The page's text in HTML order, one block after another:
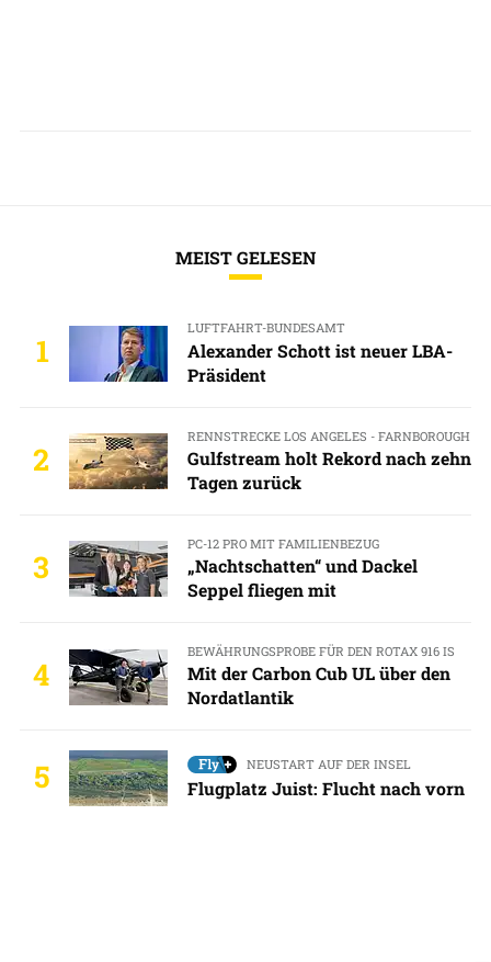
MEIST GELESEN
1
LUFTFAHRT-BUNDESAMT
Alexander Schott ist neuer LBA-
Präsident
2
RENNSTRECKE LOS ANGELES - FARNBOROUGH
Gulfstream holt Rekord nach zehn
Tagen zurück
3
PC-12 PRO MIT FAMILIENBEZUG
„Nachtschatten“ und Dackel
Seppel fliegen mit
4
BEWÄHRUNGSPROBE FÜR DEN ROTAX 916 IS
Mit der Carbon Cub UL über den
Nordatlantik
5 NEUSTART AUF DER INSEL
Flugplatz Juist: Flucht nach vorn